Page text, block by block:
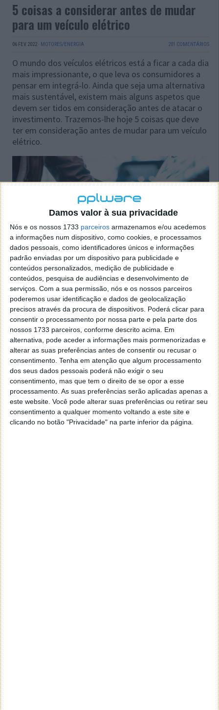
Damos valor à sua privacidade
Nós e os nossos 1733 parceiros armazenamos e/ou acedemos
a informações num dispositivo, como cookies, e processamos
dados pessoais, como identificadores únicos e informações
padrão enviadas por um dispositivo para publicidade e
conteúdos personalizados, medição de publicidade e
conteúdos, pesquisa de audiências e desenvolvimento de
serviços. Com a sua permissão, nós e os nossos parceiros
poderemos usar identificação e dados de geolocalização
precisos através da procura de dispositivos. Poderá clicar para
consentir o processamento por nossa parte e pela parte dos
nossos 1733 parceiros, conforme descrito acima. Em
alternativa, pode aceder a informações mais pormenorizadas e
alterar as suas preferências antes de consentir ou recusar o
consentimento. Tenha em atenção que algum processamento
dos seus dados pessoais poderá não exigir o seu
consentimento, mas que tem o direito de se opor a esse
processamento. As suas preferências serão aplicadas apenas a
este website. Você pode alterar suas preferências ou retirar seu
consentimento a qualquer momento voltando a este site e
clicando no botão "Privacidade" na parte inferior da página.
5 coisas a considerar antes de mudar
para um veículo elétrico
06 FEV 2022 · MOTORES/ENERGIA 201 COMENTÁRIOS
O mundo dos veículos elétricos está a ficar a cada dia
mais impressionante, o que leva os consumidores a
pensar em integrá-lo. Ainda que seja uma alternativa
mais sustentável, existem mais alguns aspetos que
devem ser tidos em consideração antes de atacar o
investimento. Trazemos-lhe hoje 5 coisas que deve
ter em consideração antes de mudar para um veículo
elétrico.